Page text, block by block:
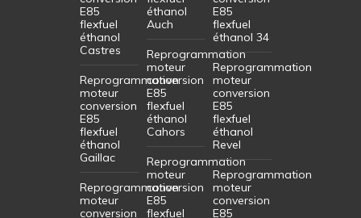
E85
flexfuel
éthanol
Castres
Reprogrammation
moteur
conversion
E85
flexfuel
éthanol
Gaillac
Reprogrammation
moteur
conversion
éthanol
Auch
Reprogrammation
moteur
conversion
E85
flexfuel
éthanol
Cahors
Reprogrammation
moteur
conversion
E85
flexfuel
E85
flexfuel
éthanol 34
Reprogrammation
moteur
conversion
E85
flexfuel
éthanol
Revel
Reprogrammation
moteur
conversion
E85